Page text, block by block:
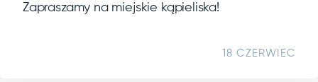
Zapraszamy na miejskie kąpieliska!
18 CZERWIEC